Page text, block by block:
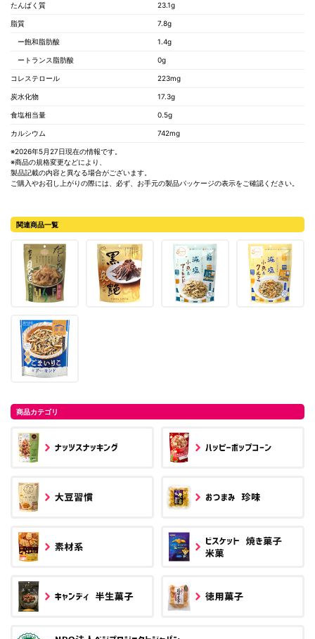
たんぱく質 23.1g
脂質 7.8g
ー飽和脂肪酸 1.4g
ートランス脂肪酸 0g
コレステロール 223mg
炭水化物 17.3g
食塩相当量 0.5g
カルシウム 742mg
※2026年5月27日現在の情報です。
※商品の規格変更などにより、
製品記載の内容と異なる場合がございます。
ご購入やお召し上がりの際には、必ず、お手元の製品パッケージの表示をご確認ください。
関連商品一覧
商品カテゴリ